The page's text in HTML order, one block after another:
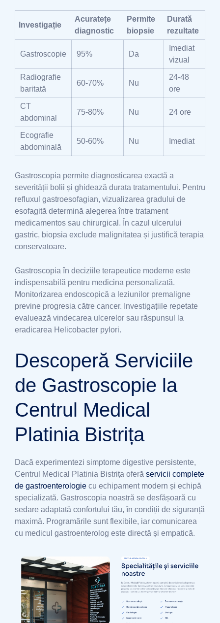
Investigație
Acuratețe
diagnostic
Permite
biopsie
Durată
rezultate
Gastroscopie 95% Da
Imediat
vizual
Radiografie
baritată
60-70% Nu
24-48
ore
CT
abdominal
75-80% Nu 24 ore
Ecografie
abdominală
50-60% Nu Imediat
Gastroscopia permite diagnosticarea exactă a
severității bolii și ghidează durata tratamentului. Pentru
refluxul gastroesofagian, vizualizarea gradului de
esofagită determină alegerea între tratament
medicamentos sau chirurgical. În cazul ulcerului
gastric, biopsia exclude malignitatea și justifică terapia
conservatoare.
Gastroscopia în deciziile terapeutice moderne este
indispensabilă pentru medicina personalizată.
Monitorizarea endoscopică a leziunilor premaligne
previne progresia către cancer. Investigațiile repetate
evaluează vindecarea ulcerelor sau răspunsul la
eradicarea Helicobacter pylori.
Descoperă Serviciile
de Gastroscopie la
Centrul Medical
Platinia Bistrița
Dacă experimentezi simptome digestive persistente,
Centrul Medical Platinia Bistrița oferă servicii complete
de gastroenterologie cu echipament modern și echipă
specializată. Gastroscopia noastră se desfășoară cu
sedare adaptată confortului tău, în condiții de siguranță
maximă. Programările sunt flexibile, iar comunicarea
cu medicul gastroenterolog este directă și empatică.